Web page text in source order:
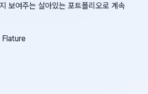
보여주는 살아있는 포트폴리오로 계속